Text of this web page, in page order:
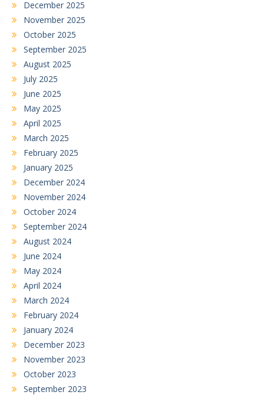
December 2025
November 2025
October 2025
September 2025
August 2025
July 2025
June 2025
May 2025
April 2025
March 2025
February 2025
January 2025
December 2024
November 2024
October 2024
September 2024
August 2024
June 2024
May 2024
April 2024
March 2024
February 2024
January 2024
December 2023
November 2023
October 2023
September 2023